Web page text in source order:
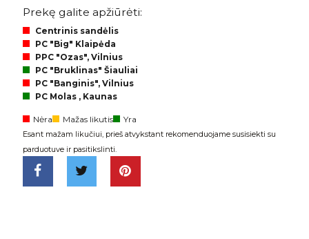
Prekę galite apžiūrėti:
Centrinis sandėlis
PC "Big" Klaipėda
PPC "Ozas", Vilnius
PC "Bruklinas" Šiauliai
PC "Banginis", Vilnius
PC Molas , Kaunas
Nėra Mažas likutis Yra
Esant mažam likučiui, prieš atvykstant rekomenduojame susisiekti su
parduotuve ir pasitikslinti.